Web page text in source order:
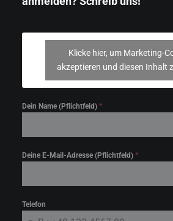
Klicke hier, um Marketing-
akzeptieren und diesen Inhalt
Dein Name (Pflichtfeld) *
Deine E-Mail-Adresse (Pflichtfeld) *
Telefon